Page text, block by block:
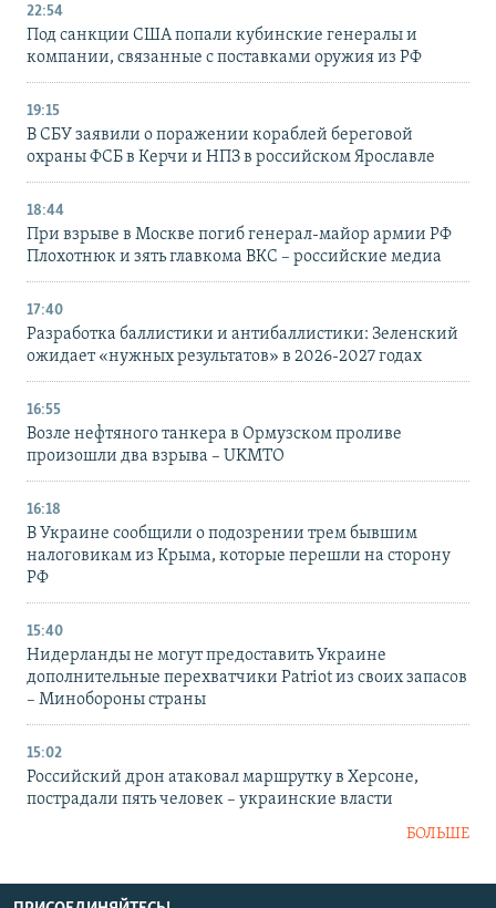
22:54
Под санкции США попали кубинские генералы и
компании, связанные с поставками оружия из РФ
19:15
В СБУ заявили о поражении кораблей береговой
охраны ФСБ в Керчи и НПЗ в российском Ярославле
18:44
При взрыве в Москве погиб генерал-майор армии РФ
Плохотнюк и зять главкома ВКС – российские медиа
17:40
Разработка баллистики и антибаллистики: Зеленский
ожидает «нужных результатов» в 2026-2027 годах
16:55
Возле нефтяного танкера в Ормузском проливе
произошли два взрыва – UKMTO
16:18
В Украине сообщили о подозрении трем бывшим
налоговикам из Крыма, которые перешли на сторону
РФ
15:40
Нидерланды не могут предоставить Украине
дополнительные перехватчики Patriot из своих запасов
– Минобороны страны
15:02
Российский дрон атаковал маршрутку в Херсоне,
пострадали пять человек – украинские власти
БОЛЬШЕ